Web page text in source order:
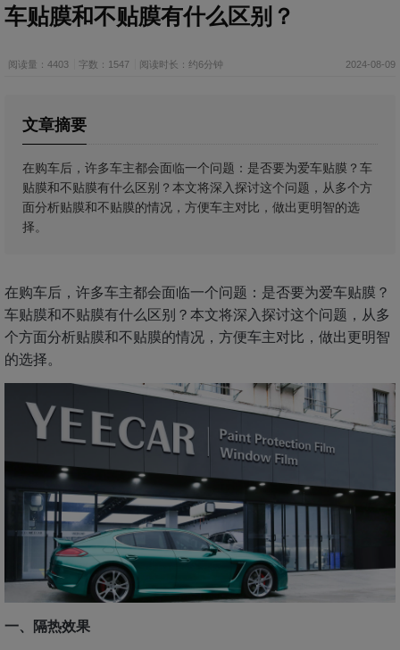
车贴膜和不贴膜有什么区别？
阅读量：4403 字数：1547 阅读时长：约6分钟 2024-08-09
文章摘要
在购车后，许多车主都会面临一个问题：是否要为爱车贴膜？车
贴膜和不贴膜有什么区别？本文将深入探讨这个问题，从多个方
面分析贴膜和不贴膜的情况，方便车主对比，做出更明智的选
择。
在购车后，许多车主都会面临一个问题：是否要为爱车贴膜？
车贴膜和不贴膜有什么区别？本文将深入探讨这个问题，从多
个方面分析贴膜和不贴膜的情况，方便车主对比，做出更明智
的选择。
一、隔热效果